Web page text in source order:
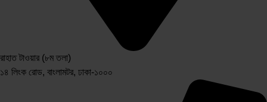
রাহাত টাওয়ার (৮ম তলা)
১৪ লিংক রোড, বাংলামটর, ঢাকা-১০০০